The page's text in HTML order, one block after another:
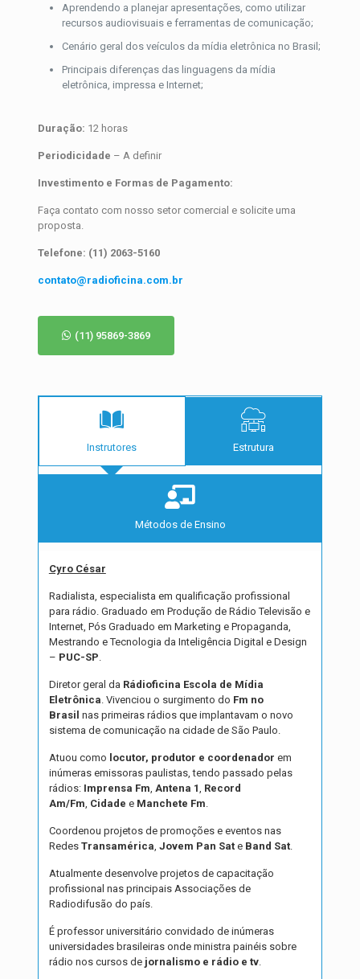
Aprendendo a planejar apresentações, como utilizar
recursos audiovisuais e ferramentas de comunicação;
Cenário geral dos veículos da mídia eletrônica no Brasil;
Principais diferenças das linguagens da mídia
eletrônica, impressa e Internet;
Duração: 12 horas
Periodicidade – A definir
Investimento e Formas de Pagamento:
Faça contato com nosso setor comercial e solicite uma
proposta.
Telefone: (11) 2063-5160
contato@radioficina.com.br
(11) 95869-3869
Instrutores Estrutura
Métodos de Ensino
Cyro César
Radialista, especialista em qualificação profissional
para rádio. Graduado em Produção de Rádio Televisão e
Internet, Pós Graduado em Marketing e Propaganda,
Mestrando e Tecnologia da Inteligência Digital e Design
– PUC-SP
Diretor geral da Rádioficina Escola de Mídia
Eletrônica . Vivenciou o surgimento do Fm no
Brasil nas primeiras rádios que implantavam o novo
sistema de comunicação na cidade de São Paulo.
Atuou como locutor, produtor e coordenador em
inúmeras emissoras paulistas, tendo passado pelas
rádios: Imprensa Fm Antena 1 Record
Am/Fm Cidade e Manchete Fm
Coordenou projetos de promoções e eventos nas
Redes Transamérica Jovem Pan Sate Band Sat.
Atualmente desenvolve projetos de capacitação
profissional nas principais Associações de
Radiodifusão do país.
É professor universitário convidado de inúmeras
universidades brasileiras onde ministra painéis sobre
rádio nos cursos de jornalismo e rádio e tv.